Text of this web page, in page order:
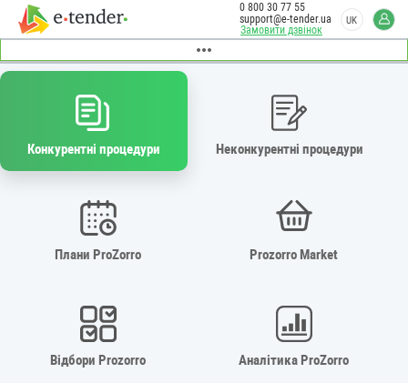
Замовити дзвінок
0 800 30 77 55
support@e-tender.ua
UK
Конкурентні процедури Неконкурентні процедури
Плани ProZorro Prozorro Market
Відбори Prozorro Аналітика ProZorro